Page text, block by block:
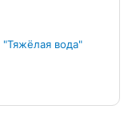
вода"